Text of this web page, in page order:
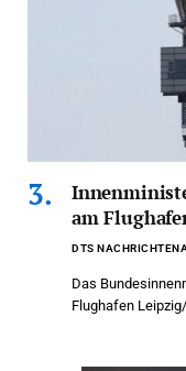
am
DTS
Das
Flughafen